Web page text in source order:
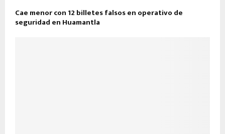
Cae menor con 12 billetes falsos en operativo de
seguridad en Huamantla